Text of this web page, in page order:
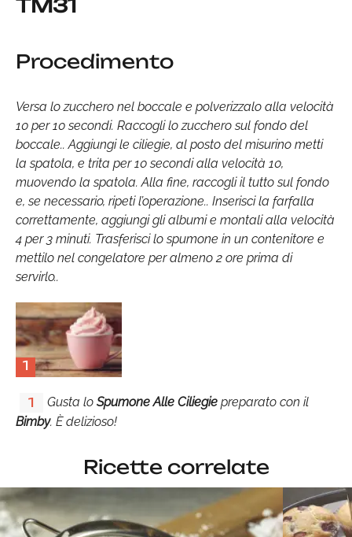
TM31
Procedimento
Versa lo zucchero nel boccale e polverizzalo alla velocità
10 per 10 secondi. Raccogli lo zucchero sul fondo del
boccale.. Aggiungi le ciliegie, al posto del misurino metti
la spatola, e trita per 10 secondi alla velocità 10,
muovendo la spatola. Alla fine, raccogli il tutto sul fondo
e, se necessario, ripeti l’operazione.. Inserisci la farfalla
correttamente, aggiungi gli albumi e montali alla velocità
4 per 3 minuti. Trasferisci lo spumone in un contenitore e
mettilo nel congelatore per almeno 2 ore prima di
servirlo..
1
1 Gusta lo Spumone Alle Ciliegie preparato con il
Bimby. È delizioso!
Ricette correlate